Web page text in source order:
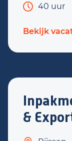
40 uur
Bekijk
&